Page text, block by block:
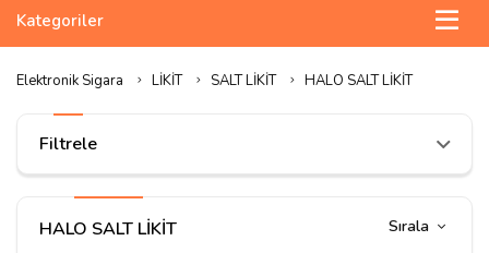
Kategoriler
Elektronik Sigara LİKİT SALT LİKİT HALO SALT LİKİT
Filtrele
HALO SALT LİKİT Sırala